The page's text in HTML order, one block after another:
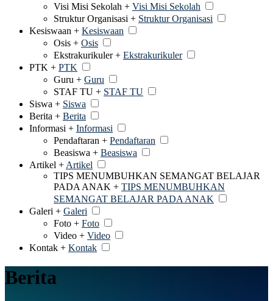
Visi Misi Sekolah + Visi Misi Sekolah
Struktur Organisasi + Struktur Organisasi
Kesiswaan + Kesiswaan
Osis + Osis
Ekstrakurikuler + Ekstrakurikuler
PTK + PTK
Guru + Guru
STAF TU + STAF TU
Siswa + Siswa
Berita + Berita
Informasi + Informasi
Pendaftaran + Pendaftaran
Beasiswa + Beasiswa
Artikel + Artikel
TIPS MENUMBUHKAN SEMANGAT BELAJAR
PADA ANAK + TIPS MENUMBUHKAN
SEMANGAT BELAJAR PADA ANAK
Galeri + Galeri
Foto + Foto
Video + Video
Kontak + Kontak
Berita